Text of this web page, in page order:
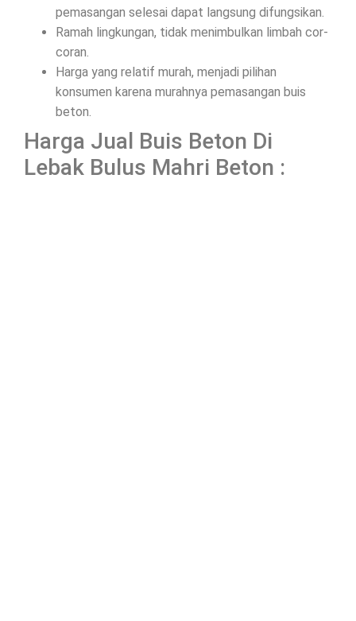
pemasangan selesai dapat langsung difungsikan.
Ramah lingkungan, tidak menimbulkan limbah cor-
coran.
Harga yang relatif murah, menjadi pilihan
konsumen karena murahnya pemasangan buis
beton.
Harga Jual Buis Beton Di
Lebak Bulus Mahri Beton :